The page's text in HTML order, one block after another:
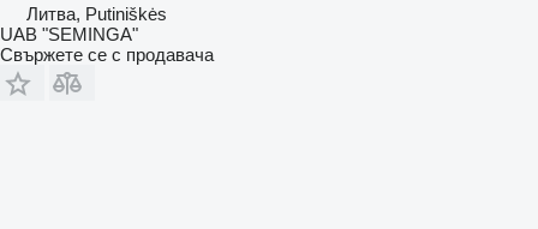
Литва, Putiniškės
UAB "SEMINGA"
Свържете се с продавача